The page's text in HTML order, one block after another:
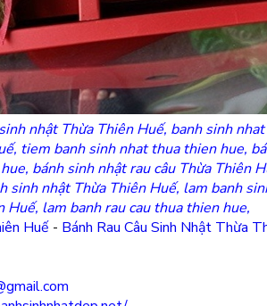
nhật Thừa Thiên Huế, banh sinh
tiem banh sinh nhat thua thien hue,
bánh sinh nhật rau câu Thừa Thiên
sinh nhật Thừa Thiên Huế, lam banh
Huế, lam banh rau cau thua thien hue,
Huế - Bánh Rau Câu Sinh Nhật Thừa